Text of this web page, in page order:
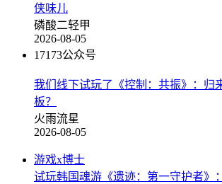
侠味儿
磷酸二轻甲
2026-08-05
17173公众号
我们线下试玩了《控制：共振》：归
板？
火雨流星
2026-08-05
游戏x博士
试玩韩国魂游《遗迹：第一守护者》